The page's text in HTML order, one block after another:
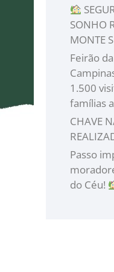
SONHO
MONTE
Feirão
1.500
famílias
CHAVE
Passo
do Céu!